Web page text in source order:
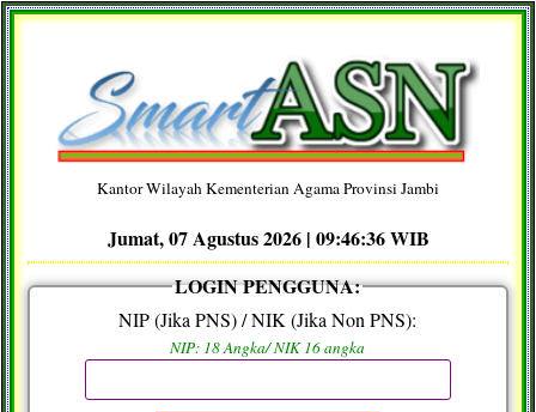
Kantor Wilayah Kementerian Agama Provinsi Jambi
Jumat, 07 Agustus 2026 | 09:46:36WIB
LOGIN PENGGUNA:
NIP (Jika PNS) / NIK (Jika Non PNS):
NIP: 18 Angka/ NIK 16 angka